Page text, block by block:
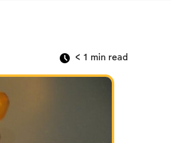
< 1 min read